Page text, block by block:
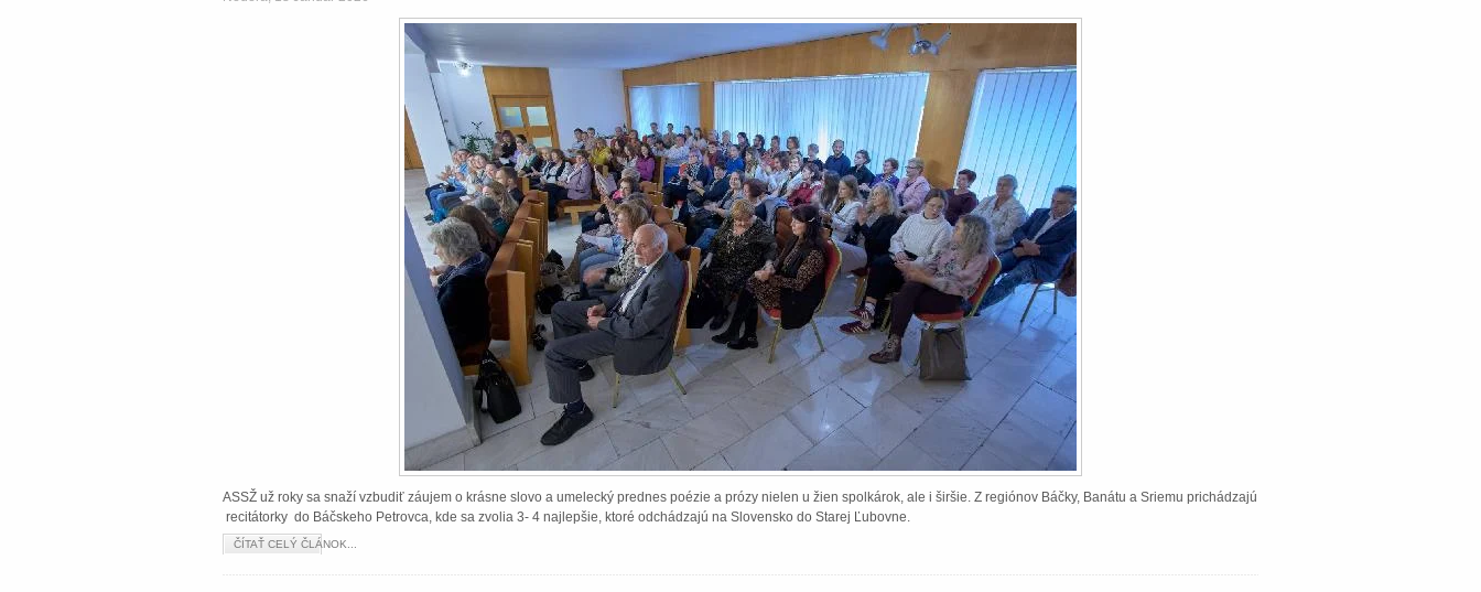
ASSŽ už roky sa snaží vzbudiť záujem o krásne slovo a umelecký prednes poézie a prózy nielen u žien spolkárok, ale i širšie. Z regiónov Báčky, Banátu a Sriemu prichádzajú
recitátorky do Báčskeho Petrovca, kde sa zvolia 3- 4 najlepšie, ktoré odchádzajú na Slovensko do Starej Ľubovne.
ČÍTAŤ CELÝ ČLÁNOK...